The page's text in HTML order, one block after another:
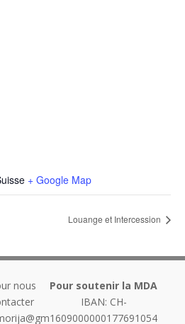
+ Google Map
Louange et Intercession
nous
Pour soutenir la MDA
IBAN: CH-
1609000000177691054